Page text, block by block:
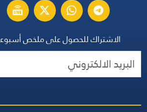
الاشتراك للحصول على ملخص